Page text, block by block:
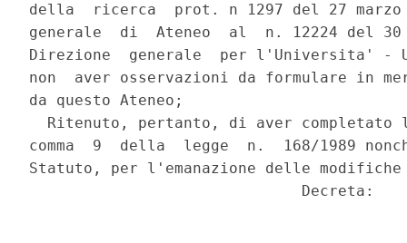
della  ricerca  prot. n 1297 del 27
generale  di  Ateneo  al  n. 12224 del 30
Direzione  generale  per l'Universita' -
non  aver osservazioni da formulare in
da questo Ateneo;
Ritenuto, pertanto, di aver completato
comma  9  della  legge  n.  168/1989
Statuto, per l'emanazione delle
                              Decreta: